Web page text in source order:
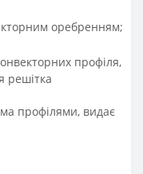
оребренням;
профіля,
решітка
профілями, видає